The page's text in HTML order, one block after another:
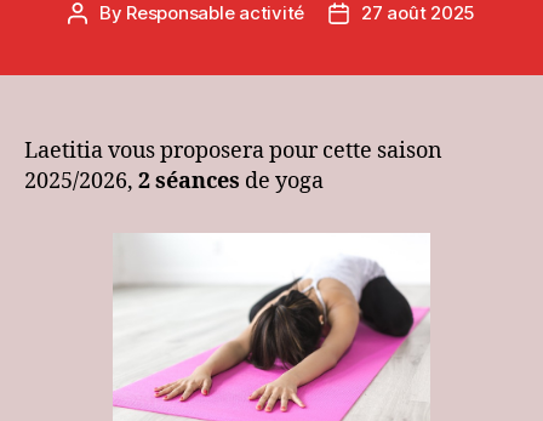
Post
By Responsable activité
Post27 août 2025
Laetitia vous proposera pour cette saison
2025/2026, 2 séances de yoga